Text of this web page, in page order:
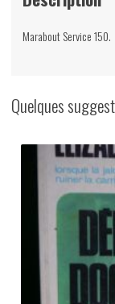
Marabout Service 150.
Quelques